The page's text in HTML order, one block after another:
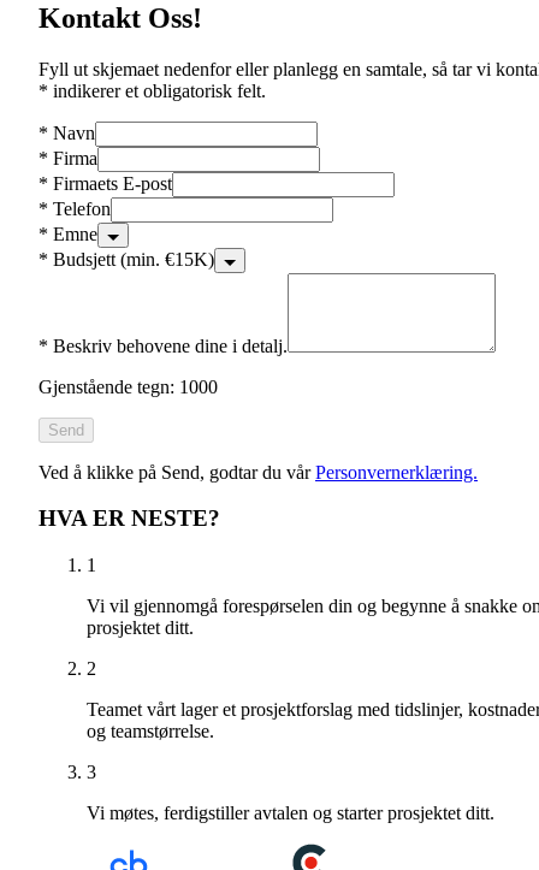
Kontakt Oss!
Fyll ut skjemaet nedenfor eller planlegg en samtale, så tar vi
* indikerer et obligatorisk felt.
* Navn
* Firma
* Firmaets E-post
* Telefon
* Emne
* Budsjett (min. €15K)
* Beskriv behovene dine i detalj.
Gjenstående tegn: 1000
Send
Ved å klikke på Send, godtar du vårPersonvernerklæring.
HVA ER NESTE?
1
Vi vil gjennomgå forespørselen din og begynne å snakke
prosjektet ditt.
2
Teamet vårt lager et prosjektforslag med tidslinjer,
og teamstørrelse.
3
Vi møtes, ferdigstiller avtalen og starter prosjektet ditt.